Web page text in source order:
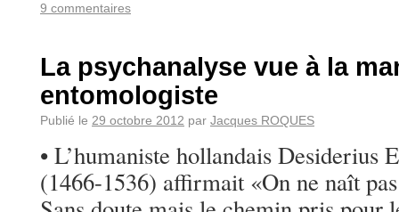
9 commentaires
La psychanalyse vue à la
entomologiste
Publié le 29 octobre 2012 par Jacques ROQUES
• L’humaniste hollandais Desiderius
(1466-1536) affirmait «On ne naît